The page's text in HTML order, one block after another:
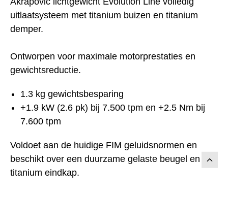
uitlaatsysteem met titanium buizen en titanium
demper.
Ontworpen voor maximale motorprestaties en
gewichtsreductie.
1.3 kg gewichtsbesparing
+1.9 kW (2.6 pk) bij 7.500 tpm en +2.5 Nm bij
7.600 tpm
Voldoet aan de huidige FIM geluidsnormen en
beschikt over een duurzame gelaste beugel en
titanium eindkap.